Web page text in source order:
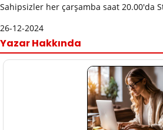
Sahipsizler her çarşamba saat 20.00'da
26-12-2024
Yazar Hakkında